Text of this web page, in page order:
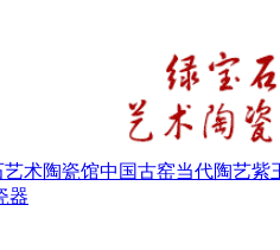
艺术陶瓷馆中国古窑当代陶艺紫
器